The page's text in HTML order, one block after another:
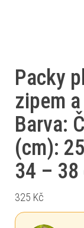
Packy
zipem
Barva:
(cm):
34 – 38
325 Kč